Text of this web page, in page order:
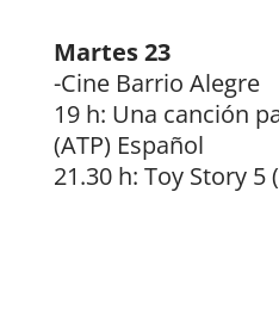
Martes 23
-Cine Barrio Alegre
19 h: Una canción
(ATP) Español
21.30 h: Toy Story 5